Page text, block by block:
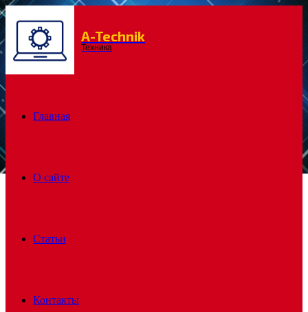
Menu A-Technik
Техника
Главная
О сайте
Статьи
Контакты